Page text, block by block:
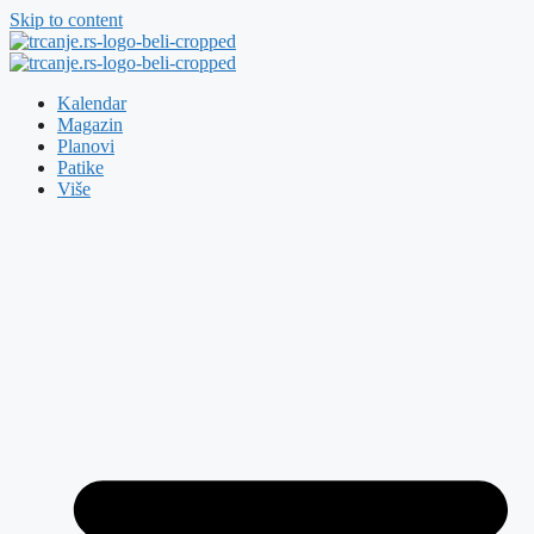
Skip to content
Kalendar
Magazin
Planovi
Patike
Više